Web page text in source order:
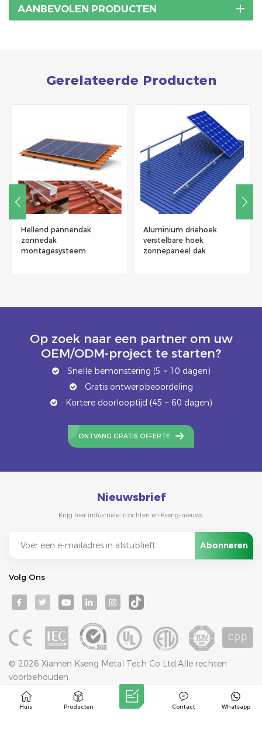
AANBEVOLEN PRODUCTEN
Gerelateerde Producten
Hellend pannendak
zonnedak
montagesysteem
Aluminium driehoek
verstelbare hoek
zonnepaneel dak
Op zoek naar een partner om uw
OEM/ODM-project te starten?
Snelle bemonstering (5 ~ 10 dagen)
Gratis ontwerpbeoordeling
Kortere doorlooptijd (45 ~ 60 dagen)
ONTVANG GRATIS OFFERTE
Nieuwsbrief
Krijg hier industriële inzichten en Kseng-nieuws.
Volg Ons
© 2026 Xiamen Kseng Metal Tech Co Ltd.Alle rechten
voorbehouden.
IPv6-netwerk ondersteund
Blog
Sitemap Privacybeleid XML
Huis Producten Whatsapp
Contact